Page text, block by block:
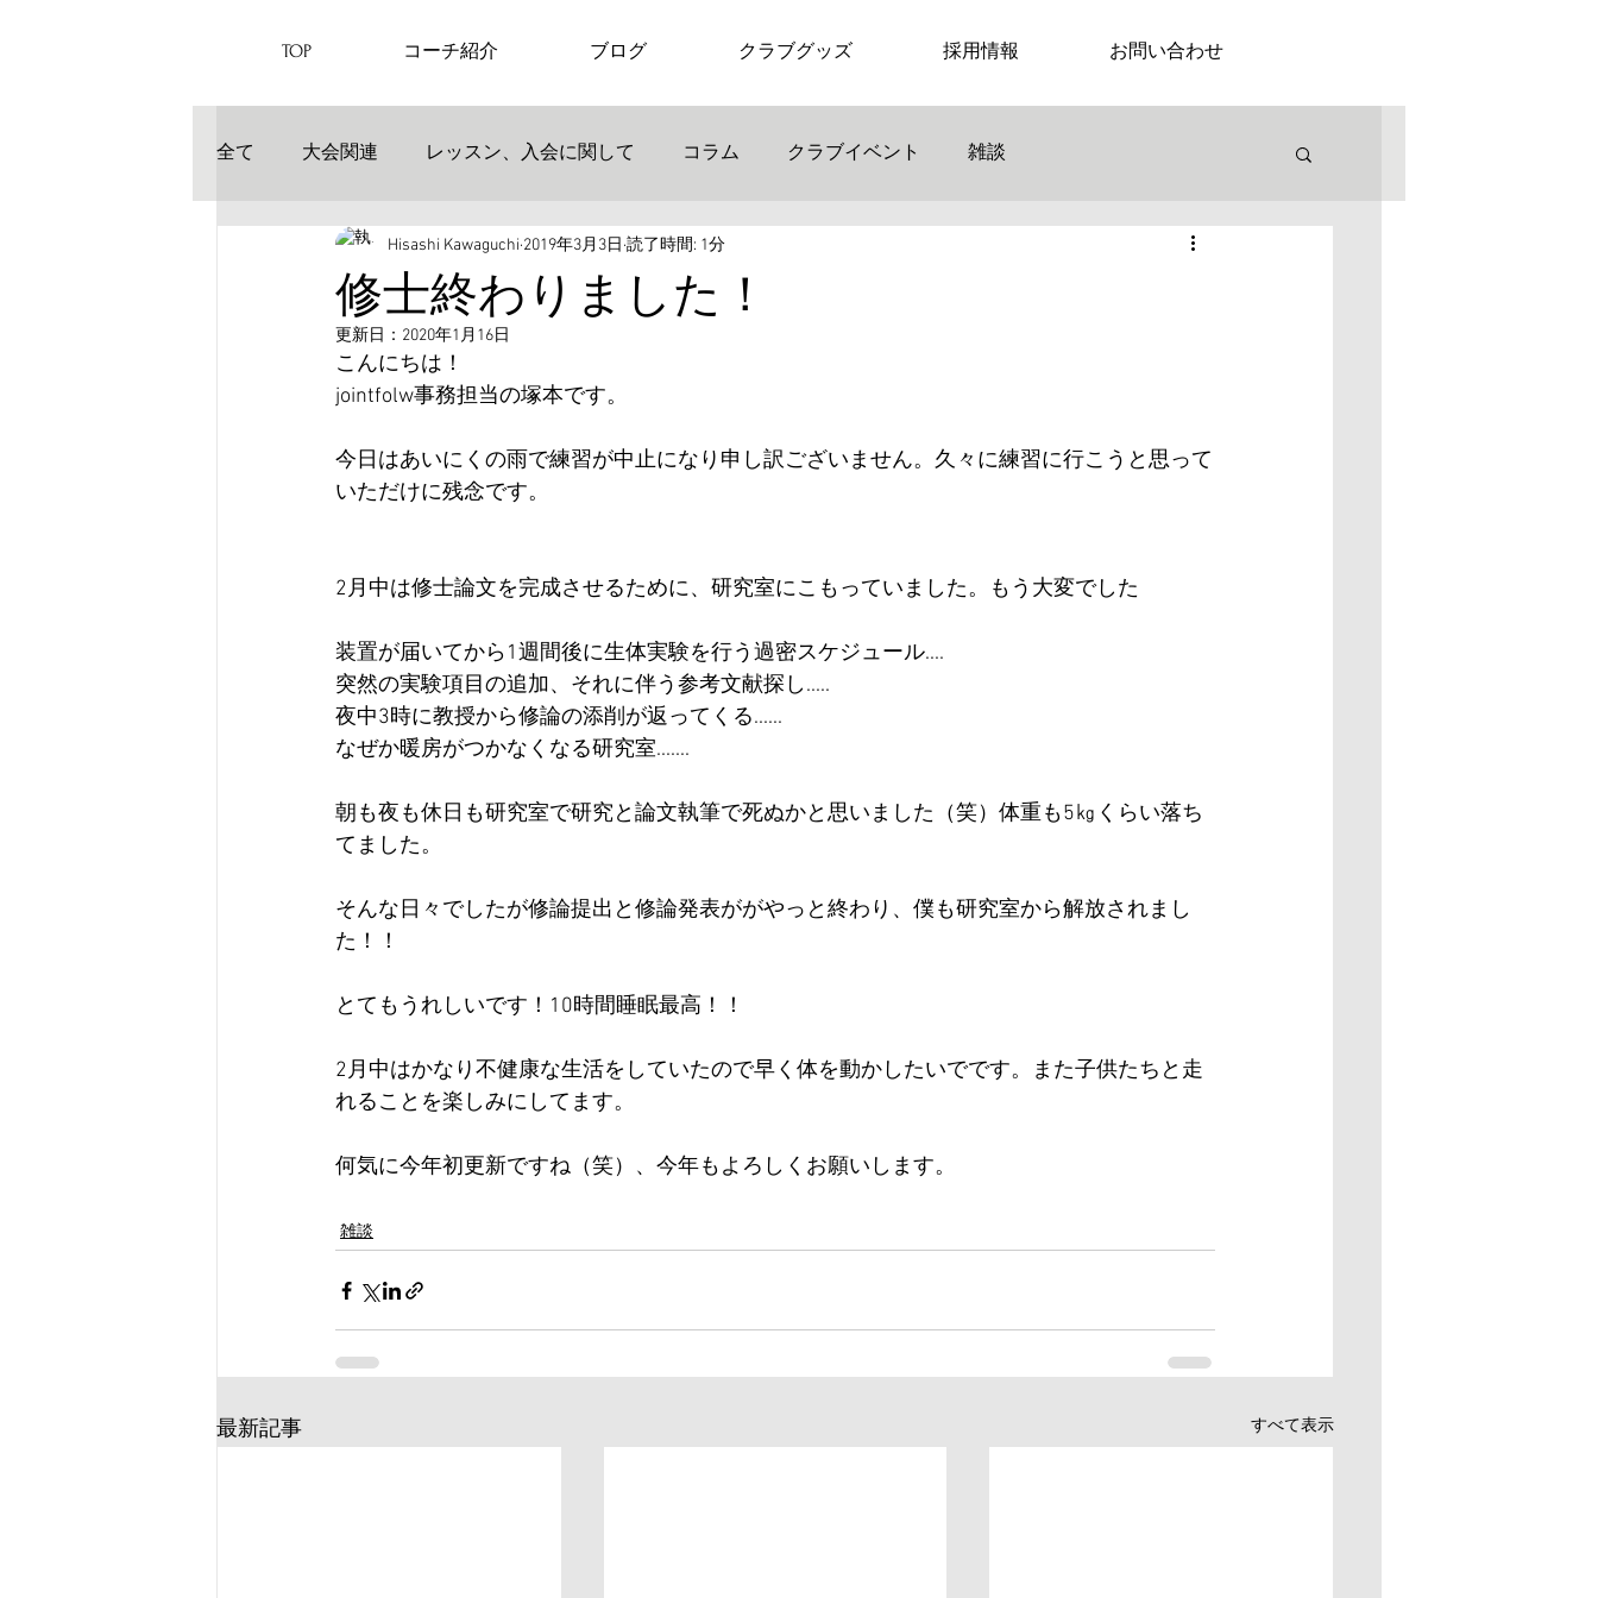
TOP コーチ紹介 ブログ クラブグッズ 採用情報 お問い合わせ
全て 大会関連 レッスン、入会に関して コラム クラブイベント 雑談
修士終わりました！
Hisashi Kawaguchi 2019年3月3日 読了時間: 1分
更新日： 2020年1月16日
こんにちは！
jointfolw事務担当の塚本です。
今日はあいにくの雨で練習が中止になり申し訳ございません。久々に練習に行こうと思って
いただけに残念です。
2月中は修士論文を完成させるために、研究室にこもっていました。もう大変でした
装置が届いてから1週間後に生体実験を行う過密スケジュール....
突然の実験項目の追加、それに伴う参考文献探し.....
夜中3時に教授から修論の添削が返ってくる......
なぜか暖房がつかなくなる研究室.......
朝も夜も休日も研究室で研究と論文執筆で死ぬかと思いました（笑）体重も5㎏くらい落ち
てました。
そんな日々でしたが修論提出と修論発表ががやっと終わり、僕も研究室から解放されまし
た！！
とてもうれしいです！10時間睡眠最高！！
2月中はかなり不健康な生活をしていたので早く体を動かしたいでです。また子供たちと走
れることを楽しみにしてます。
何気に今年初更新ですね（笑）、今年もよろしくお願いします。
雑談
最新記事 すべて表示